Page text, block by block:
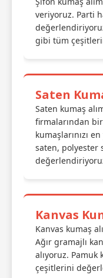
veriyoruz. Parti
gibi tüm
Saten
Saten kumaş
firmalarından
kumaşlarınızı
saten, polyester
Kanvas
Kanvas kumaş
Ağır gramajlı
alıyoruz.
çeşitlerini